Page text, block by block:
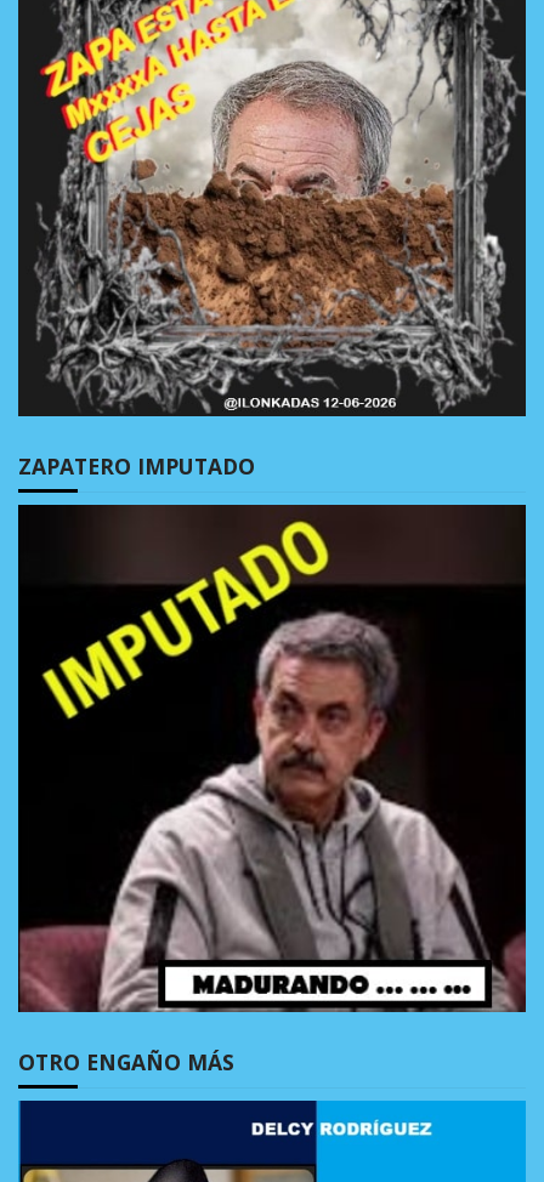
ZAPATERO IMPUTADO
OTRO ENGAÑO MÁS